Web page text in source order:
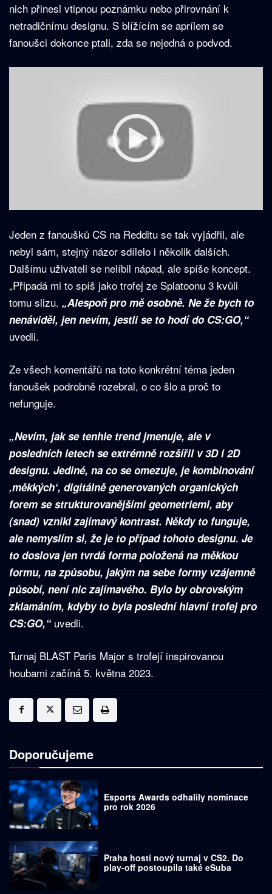
nich přinesl vtipnou poznámku nebo přirovnání k
netradičnímu designu. S blížícím se aprílem se
fanoušci dokonce ptali, zda se nejedná o podvod.
Jeden z fanoušků CS na Redditu se tak vyjádřil, ale
nebyl sám, stejný názor sdílelo i několik dalších.
Dalšímu uživateli se nelíbil nápad, ale spíše koncept.
„Připadá mi to spíš jako trofej ze Splatoonu 3 kvůli
tomu slizu. „Alespoň pro mě osobně. Ne že bych to
nenáviděl, jen nevím, jestli se to hodí do CS:GO,“
uvedli.
Ze všech komentářů na toto konkrétní téma jeden
fanoušek podrobně rozebral, o co šlo a proč to
nefunguje.
„Nevím, jak se tenhle trend jmenuje, ale v
posledních letech se extrémně rozšířil v 3D i 2D
designu. Jediné, na co se omezuje, je kombinování
‚měkkých‘, digitálně generovaných organických
forem se strukturovanějšími geometriemi, aby
(snad) vznikl zajímavý kontrast. Někdy to funguje,
ale nemyslím si, že je to případ tohoto designu. Je
to doslova jen tvrdá forma položená na měkkou
formu, na způsobu, jakým na sebe formy vzájemně
působí, není nic zajímavého. Bylo by obrovským
zklamáním, kdyby to byla poslední hlavní trofej pro
CS:GO,“ uvedli.
Turnaj BLAST Paris Major s trofejí inspirovanou
houbami začíná 5. května 2023.
Doporučujeme
Esports Awards odhalily nominace
pro rok 2026
Praha hostí nový turnaj v CS2. Do
play-off postoupila také eSuba